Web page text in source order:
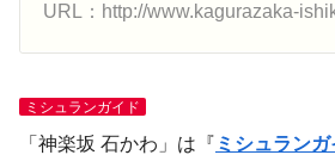
URL：http://www.kagurazaka-
ミシュランガイド
「神楽坂 石かわ」は『 ミシュラン